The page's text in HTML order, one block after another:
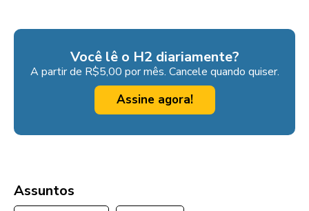
Você lê o H2 diariamente?
A partir de R$5,00 por mês. Cancele quando quiser.
Assine agora!
Assuntos